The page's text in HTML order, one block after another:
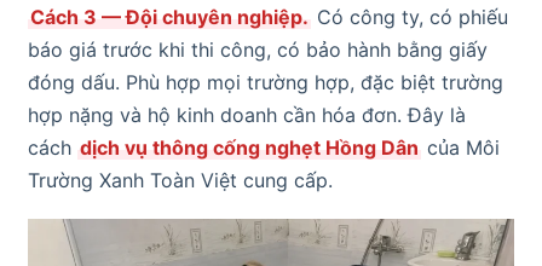
Cách 3 — Đội chuyên nghiệp. Có công ty, có phiếu
báo giá trước khi thi công, có bảo hành bằng giấy
đóng dấu. Phù hợp mọi trường hợp, đặc biệt trường
hợp nặng và hộ kinh doanh cần hóa đơn. Đây là
cách dịch vụ thông cống nghẹt Hồng Dân của Môi
Trường Xanh Toàn Việt cung cấp.